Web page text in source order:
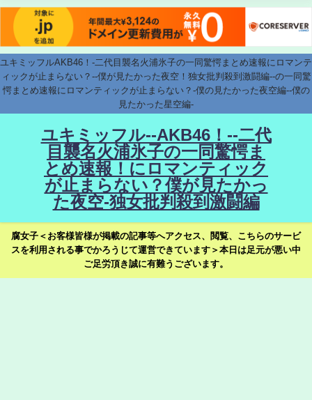
ユキミッフルAKB46！-二代目襲名火浦氷子の一同驚愕まとめ速報にロマンテ
ィックが止まらない？--僕が見たかった夜空！独女批判殺到激闘編--の一同驚
愕まとめ速報にロマンティックが止まらない？-僕の見たかった夜空編--僕の
見たかった星空編-
ユキミッフル--AKB46！--二代
目襲名火浦氷子の一同驚愕ま
とめ速報！にロマンティック
が止まらない？僕が見たかっ
た夜空-独女批判殺到激闘編
腐女子＜お客様皆様が掲載の記事等へアクセス、閲覧、こちらのサービ
スを利用される事でかろうじて運営できています＞本日は足元が悪い中
ご足労頂き誠に有難うございます。